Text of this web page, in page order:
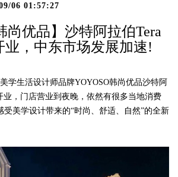
06 01:57:27
尚优品】沙特阿拉伯Tera
，中东市场发展加速!
生活设计师品牌YOYOSO韩尚优品沙特阿
受美学设计带来的“时尚、舒适、自然”的全新